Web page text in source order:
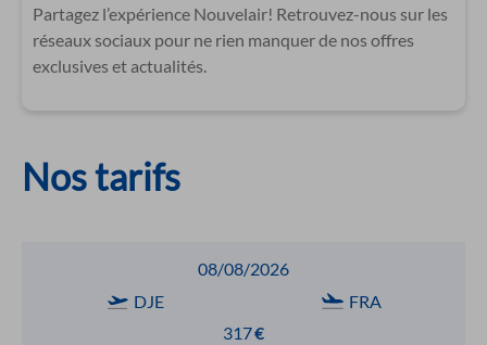
Partagez l’expérience Nouvelair! Retrouvez-nous sur les
réseaux sociaux pour ne rien manquer de nos offres
exclusives et actualités.
Nos tarifs
08/08/2026
DJE
FRA
317€